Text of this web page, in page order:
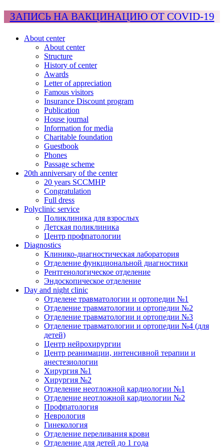
ЗАПИСЬ НА ВАКЦИНАЦИЮ ОТ COVID-19
About center
About center
Structure
History of center
Awards
Letter of appreciation
Famous visitors
Insurance Discount program
Publication
House journal
Information for media
Charitable foundation
Guestbook
Phones
Passage scheme
20th anniversary of the center
20 years SCCMHP
Congratulation
Full dress
Polyclinic service
Поликлиника для взрослых
Детская поликлиника
Центр профпатологии
Diagnostics
Клинико-диагностическая лаборатория
Отделение функциональной диагностики
Рентгенологическое отделение
Эндоскопическое отделение
Day and night clinic
Отделене травматологии и ортопедии №1
Отделение травматологии и ортопедии №2
Отделение травматологии и ортопедии №3
Отделение травматологии и ортопедии №4 (для
детей)
Центр нейрохирургии
Центр реанимации, интенсивной терапии и
анестезиологии
Хирургия №1
Хирургия №2
Отделение неотложной кардиологии №1
Отделение неотложной кардиологии №2
Профпатология
Неврология
Гинекология
Отделение переливания крови
Отделение для детей до 1 года